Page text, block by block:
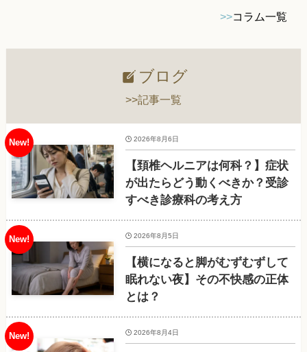
>>コラム一覧
ブログ
>>記事一覧
【頚椎ヘルニアは何科？】症状
が出たらどう動くべきか？受診
すべき診療科の考え方
2026年8月6日
【横になると脚がむずむずして
眠れない夜】その不快感の正体
とは？
2026年8月5日
2026年8月4日